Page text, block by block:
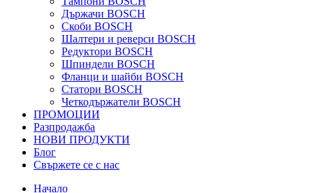
Държачи BOSCH
Скоби BOSCH
Шалтери и реверси BOSCH
Редуктори BOSCH
Шпиндели BOSCH
Фланци и шайби BOSCH
Статори BOSCH
Четкодържатели BOSCH
ПРОМОЦИИ
Разпродажба
НОВИ ПРОДУКТИ
Блог
Свържете се с нас
Начало